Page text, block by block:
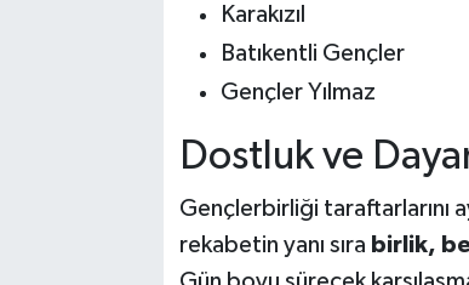
Karakızıl
Batıkentli Gençler
Gençler Yılmaz
Dostluk ve
Gençlerbirliği taraftarlarını
rekabetin yanı sıra birlik,